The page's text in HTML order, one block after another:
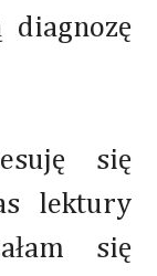
diagnozę
się
lektury
się